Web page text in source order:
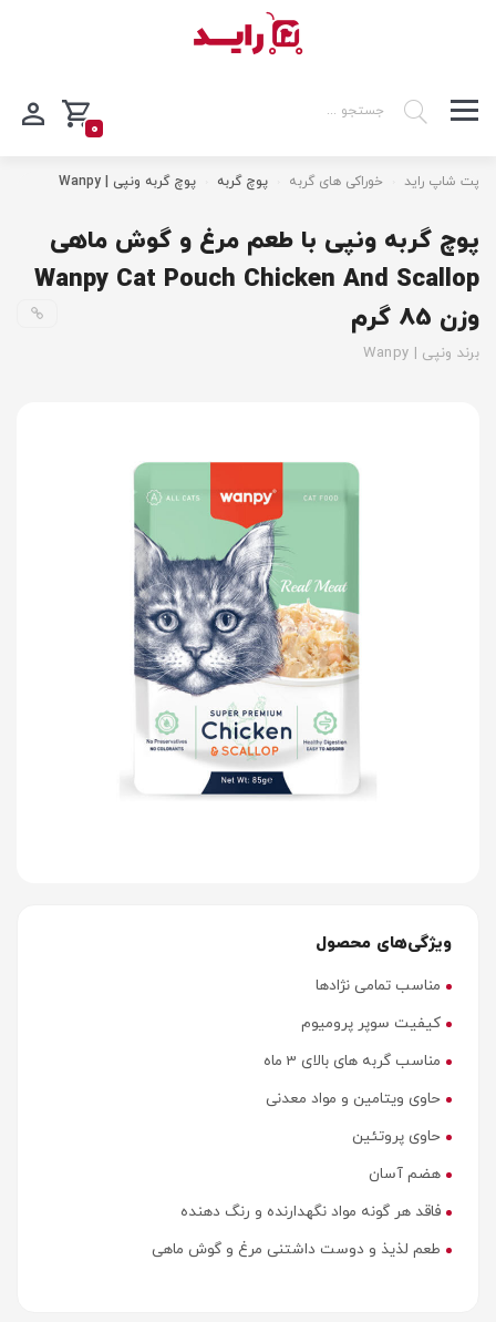
0
پت شاپ راید خوراکی های گربه پوچ گربه پوچ گربه ونپی | Wanpy
پوچ گربه ونپی با طعم مرغ و گوش ماهی
Wanpy Cat Pouch Chicken And Scallop
وزن 85 گرم
برند ونپی | Wanpy
ویژگی‌های محصول
مناسب تمامی نژادها
کیفیت سوپر پرومیوم
مناسب گربه های بالای 3 ماه
حاوی ویتامین و مواد معدنی
حاوی پروتئین
هضم آسان
فاقد هر گونه مواد نگهدارنده و رنگ دهنده
طعم لذیذ و دوست داشتنی مرغ و گوش ماهی